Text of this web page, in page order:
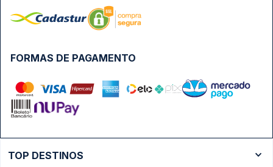
FORMAS DE PAGAMENTO
TOP DESTINOS